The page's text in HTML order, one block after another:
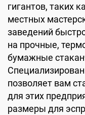
гигантов, таких
местных
заведений
на прочные,
бумажные
позволяет вам
для этих
размеры для